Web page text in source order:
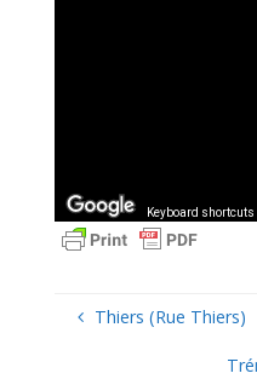
Keyboard shortcuts
Thiers (Rue Thiers)